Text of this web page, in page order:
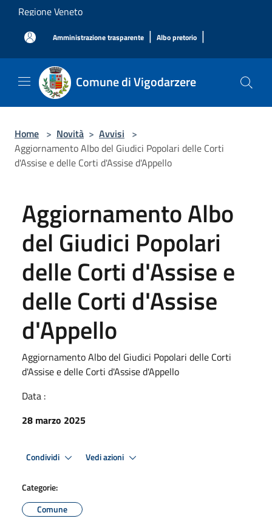
Salta al contenuto principale
Regione Veneto
Amministrazione trasparente | Albo pretorio |
Comune di Vigodarzere
Home > Novità > Avvisi >
Aggiornamento Albo del Giudici Popolari delle Corti
d'Assise e delle Corti d'Assise d'Appello
Aggiornamento Albo
del Giudici Popolari
delle Corti d'Assise e
delle Corti d'Assise
d'Appello
Aggiornamento Albo del Giudici Popolari delle Corti
d'Assise e delle Corti d'Assise d'Appello
Data :
28 marzo 2025
Condividi Vedi azioni
Categorie:
Comune